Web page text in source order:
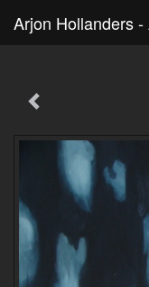
Arjon Hollanders